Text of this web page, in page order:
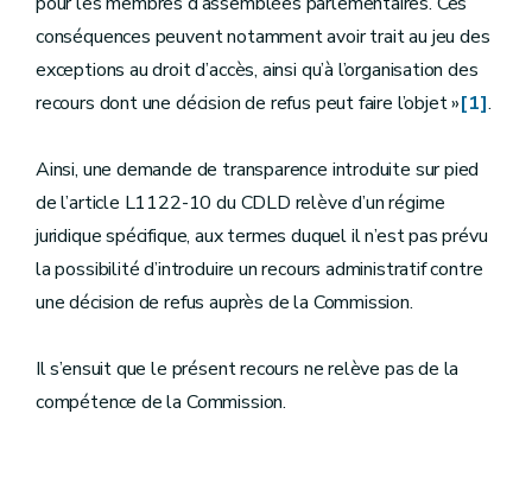
conséquences peuvent notamment avoir trait au jeu des
exceptions au droit d’accès, ainsi qu’à l’organisation des
recours dont une décision de refus peut faire l’objet »[1].
Ainsi, une demande de transparence introduite sur pied
de l’article L1122-10 du CDLD relève d’un régime
juridique spécifique, aux termes duquel il n’est pas prévu
la possibilité d’introduire un recours administratif contre
une décision de refus auprès de la Commission.
Il s’ensuit que le présent recours ne relève pas de la
compétence de la Commission.